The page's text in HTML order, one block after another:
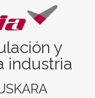
y
industria